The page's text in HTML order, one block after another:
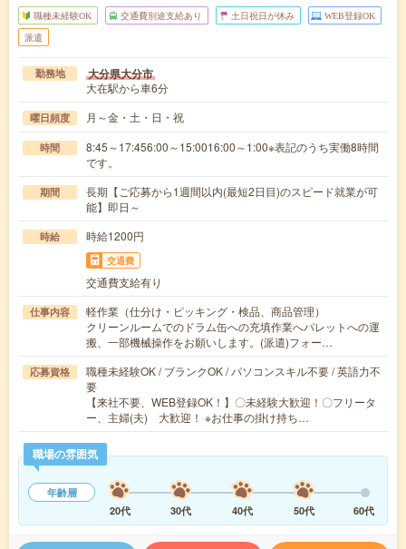
職種未経験OK 交通費別途支給あり 土日祝日が休み WEB登録OK
派遣
勤務地 大分県大分市
大在駅から車6分
曜日頻度 月～金・土・日・祝
時間
8:45～17:456:00～15:0016:00～1:00※表記のうち実働8時間
です。
期間
長期【ご応募から1週間以内(最短2日目)のスピード就業が可
能】即日～
時給 時給1200円
交通費
交通費支給有り
仕事内容
軽作業（仕分け・ピッキング・検品、商品管理）
クリーンルームでのドラム缶への充填作業へパレットへの運
搬、一部機械操作をお願いします。(派遣)フォー…
応募資格
職種未経験OK / ブランクOK / パソコンスキル不要 / 英語力不
要
【来社不要、WEB登録OK！】〇未経験大歓迎！〇フリータ
ー、主婦(夫) 大歓迎！ ※お仕事の掛け持ち…
職場の雰囲気
年齢層
20代
30代 40代 50代 60代